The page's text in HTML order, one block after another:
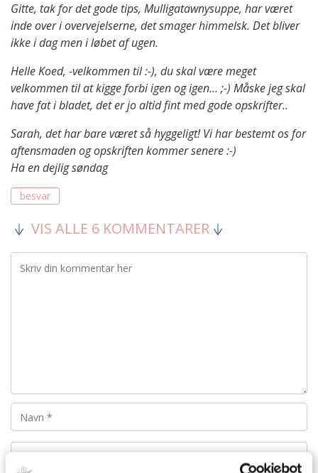
Gitte, tak for det gode tips, Mulligatawnysuppe, har været
inde over i overvejelserne, det smager himmelsk. Det bliver
ikke i dag men i løbet af ugen.
Helle Koed, -velkommen til :-), du skal være meget
velkommen til at kigge forbi igen og igen… ;-) Måske jeg skal
have fat i bladet, det er jo altid fint med gode opskrifter..
Sarah, det har bare været så hyggeligt! Vi har bestemt os for
aftensmaden og opskriften kommer senere :-)
Ha en dejlig søndag
besvar
VIS ALLE 6 KOMMENTARER